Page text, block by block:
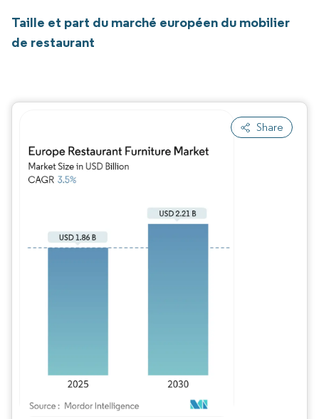
Taille et part du marché européen du mobilier
de restaurant
Share